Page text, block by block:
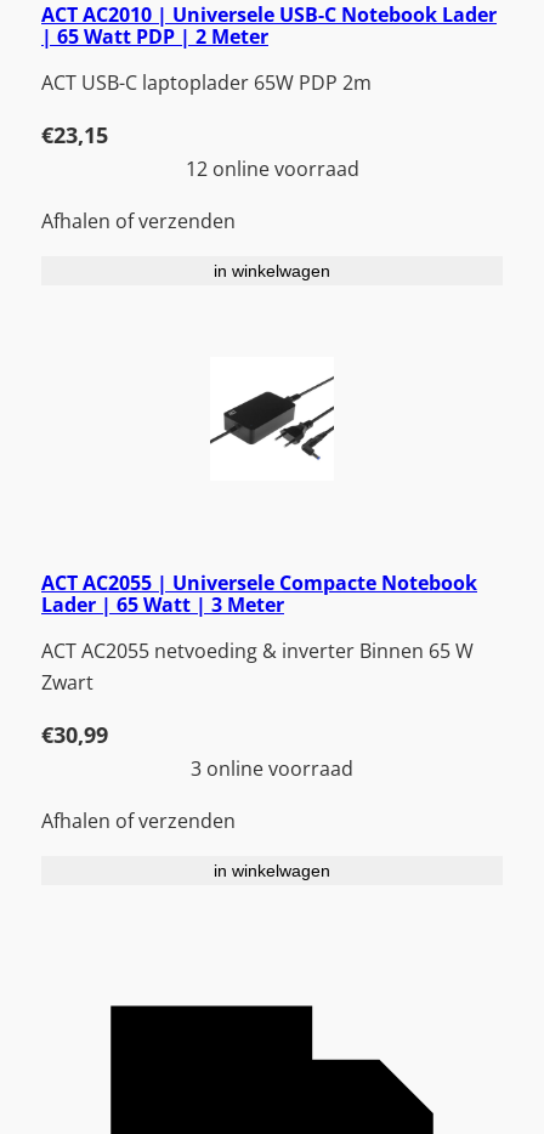
ACT AC2010 | Universele USB-C Notebook Lader
| 65 Watt PDP | 2 Meter
ACT USB-C laptoplader 65W PDP 2m
€23,15
12 online voorraad
Afhalen of verzenden
in winkelwagen
ACT AC2055 | Universele Compacte Notebook
Lader | 65 Watt | 3 Meter
ACT AC2055 netvoeding & inverter Binnen 65 W
Zwart
€30,99
3 online voorraad
Afhalen of verzenden
in winkelwagen